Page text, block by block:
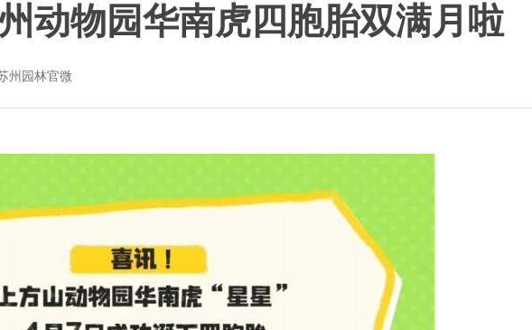
动物园华南虎四胞胎双满月啦
州园林官微